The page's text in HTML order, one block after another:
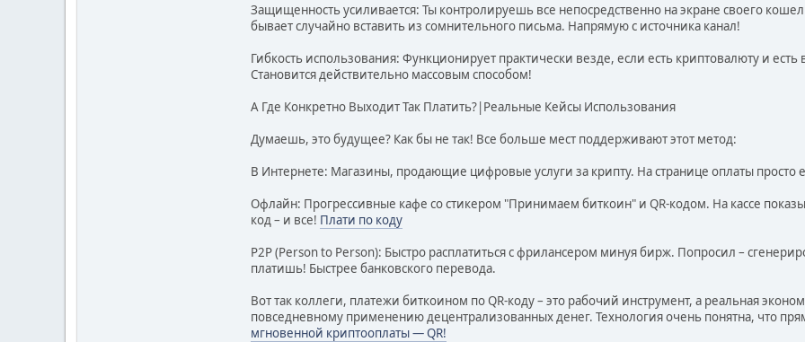
Защищенность усиливается: Ты контролируешь все непосредственно на экране своего
бывает случайно вставить из сомнительного письма. Напрямую с источника канал!
Гибкость использования: Функционирует практически везде, если есть криптовалюту и
Становится действительно массовым способом!
А Где Конкретно Выходит Так Платить?|Реальные Кейсы Использования
Думаешь, это будущее? Как бы не так! Все больше мест поддерживают этот метод:
В Интернете: Магазины, продающие цифровые услуги за крипту. На странице оплаты просто
Офлайн: Прогрессивные кафе со стикером "Принимаем биткоин" и QR-кодом. На кассе
код – и все! Плати по коду
P2P (Person to Person): Быстро расплатиться с фрилансером минуя бирж. Попросил –
платишь! Быстрее банковского перевода.
Вот так коллеги, платежи биткоином по QR-коду – это рабочий инструмент, а реальная
повседневному применению децентрализованных денег. Технология очень понятна, что
мгновенной криптооплаты — QR!